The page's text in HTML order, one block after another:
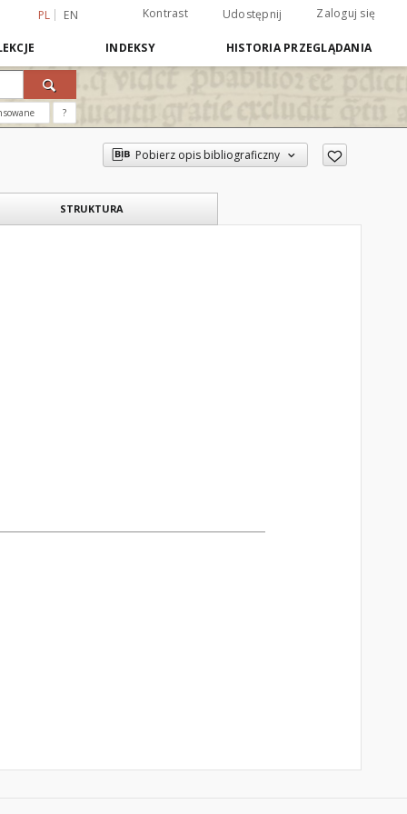
PL EN Kontrast Udostępnij Zaloguj się
INDEKSY HISTORIA PRZEGLĄDANIA
?
Pobierz opis bibliograficzny
STRUKTURA